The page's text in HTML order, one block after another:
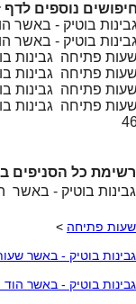
נוספים לדף
בוטיק - באשר
בוטיק - באשר
פתיחה גבינות
פתיחה גבינות
פתיחה גבינות
רשימת כל הסניפים
גבינות בוטיק - באשר
שעות פתיחה >
גבינות בוטיק - באשר
גבינות בוטיק - באשר הוד